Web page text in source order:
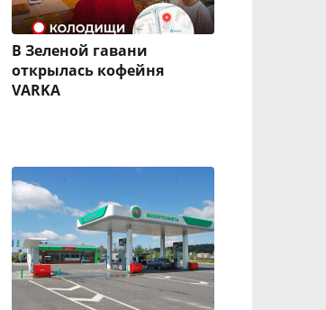
В Зеленой гавани
открылась кофейня
VARKA